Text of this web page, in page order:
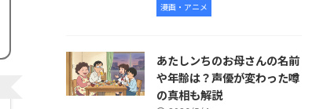
漫画・アニメ
あたしンちのお母さんの名前
や年齢は？声優が変わった噂
の真相も解説